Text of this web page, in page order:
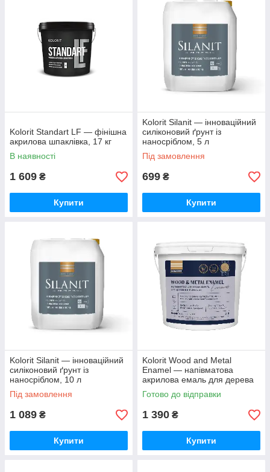
Kolorit Standart LF — фінішна
акрилова шпаклівка, 17 кг
В наявності
1 609 ₴
Купити
Kolorit Silanit — інноваційний
силіконовий ґрунт із
наносріблом, 5 л
Під замовлення
699 ₴
Купити
Kolorit Silanit — інноваційний
силіконовий ґрунт із
наносріблом, 10 л
Під замовлення
1 089 ₴
Купити
Kolorit Wood and Metal
Enamel — напівматова
акрилова емаль для дерева
та металу (База А), 2 л
Готово до відправки
1 390 ₴
Купити